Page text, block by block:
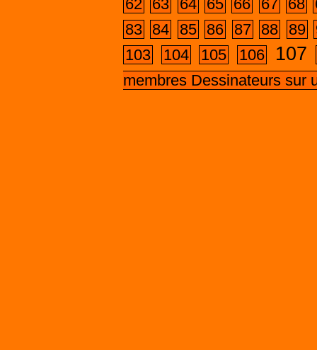
62 63 64 65 66 67 68
83 84 85 86 87 88 89
103
104 105 106 107
membres Dessinateurs sur